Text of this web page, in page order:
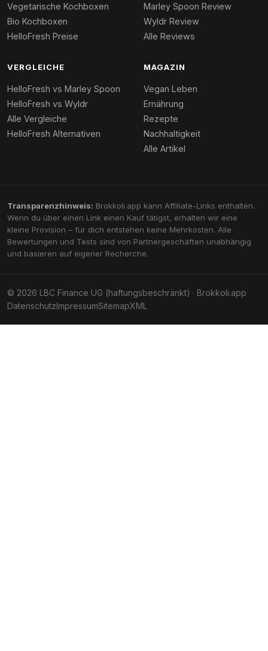
Vegetarische Kochboxen
Bio Kochboxen
HelloFresh Preise
Marley Spoon Review
Wyldr Review
Alle Reviews
VERGLEICHE
HelloFresh vs Marley Spoon
HelloFresh vs Wyldr
Alle Vergleiche
HelloFresh Alternativen
MAGAZIN
Vegan Leben
Ernährung
Rezepte
Nachhaltigkeit
Alle Artikel
Transparenzhinweis: Brokkoli.app kann Affiliate-Links enthalten.
Wenn du über einen Link einen Kauf tätigst, erhalten wir eine
kleine Provision – für dich entstehen keine Mehrkosten. Alle
Bewertungen und Tests sind von Partnergeschäften unabhängig
und basieren auf eigener Recherche.
© 2026 LBC Finance UG (haftungsbeschränkt) · Brokkoli.app
DatenschutzImpressumSitemapXML